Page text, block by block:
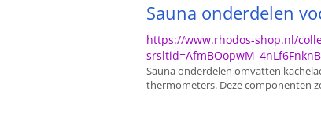
Sauna onderdelen
https://www.rhodos-shop.nl/
Sauna onderdelen omvatten
thermometers. Deze componenten